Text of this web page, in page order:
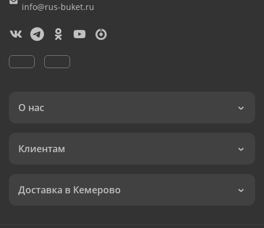
info@rus-buket.ru
О нас
Клиентам
Доставка в Кемерово